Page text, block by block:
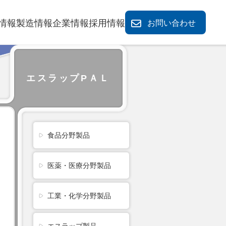
報製造情報企業情報採用情報 お問い合わせ
エスラップPＡＬ
食品分野製品
医薬・医療分野製品
工業・化学分野製品